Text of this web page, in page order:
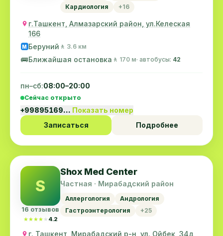
Кардиология
+16
г.Ташкент, Алмазарский район, ул.Келеская
166
M Беруний 🚶 3.6 км
🚌Ближайшая остановка 🚶 170 м· автобусы: 42
пн–сб:08:00–20:00
Сейчас открыто
+99895169… Показать номер
Записаться
Подробнее
S
16 отзывов
★★★★★
★★★★★ 4.2
Shox Med Center
Частная · Мирабадский район
Аллергология
Андрология
Гастроэнтерология
+25
г. Ташкент, Мирабадский р-н, ул. Ойбек, 34д